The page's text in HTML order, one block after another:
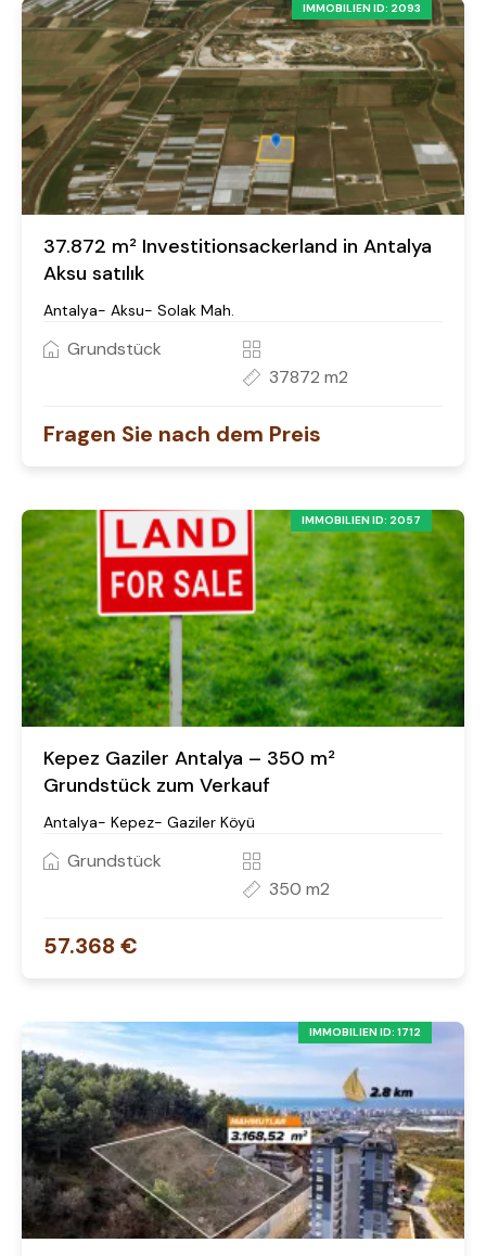
IMMOBILIEN ID: 2093
37.872 m² Investitionsackerland in Antalya
Aksu satılık
Antalya- Aksu- Solak Mah.
Grundstück
37872 m2
Fragen Sie nach dem Preis
IMMOBILIEN ID: 2057
Kepez Gaziler Antalya – 350 m²
Grundstück zum Verkauf
Antalya- Kepez- Gaziler Köyü
Grundstück
350 m2
57.368 €
IMMOBILIEN ID: 1712